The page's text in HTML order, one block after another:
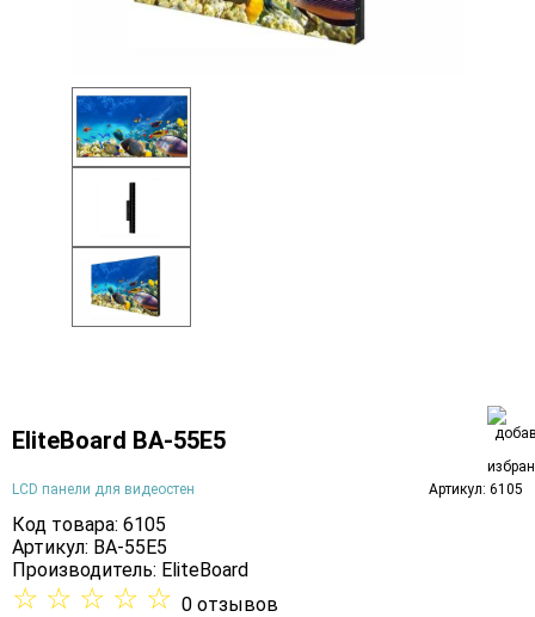
EliteBoard BA-55E5
LCD панели для видеостен Артикул: 6105
Код товара: 6105
Артикул: BA-55E5
Производитель: EliteBoard
☆ ☆ ☆ ☆ ☆ 0 отзывов